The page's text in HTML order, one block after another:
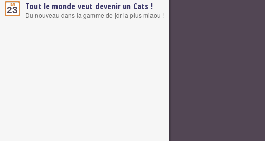
Jan.
23 Tout le monde veut devenir un Cats !
Du nouveau dans la gamme de jdr la plus miaou !